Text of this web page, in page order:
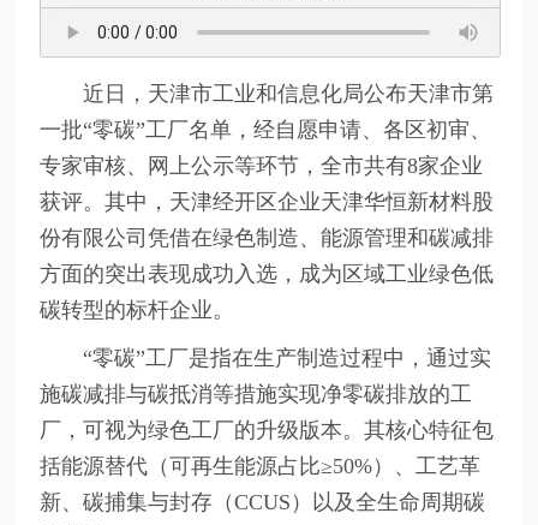
近日，天津市工业和信息化局公布天津市第
一批“零碳”工厂名单，经自愿申请、各区初审、
专家审核、网上公示等环节，全市共有8家企业
获评。其中，天津经开区企业天津华恒新材料股
份有限公司凭借在绿色制造、能源管理和碳减排
方面的突出表现成功入选，成为区域工业绿色低
碳转型的标杆企业。
“零碳”工厂是指在生产制造过程中，通过实
施碳减排与碳抵消等措施实现净零碳排放的工
厂，可视为绿色工厂的升级版本。其核心特征包
括能源替代（可再生能源占比≥50%）、工艺革
新、碳捕集与封存（CCUS）以及全生命周期碳